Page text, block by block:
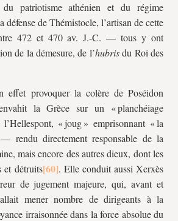
patriotisme athénien et du régime
défense de Thémistocle, l’artisan de cette
472 et 470 av. J.-C. — tous y ont
de la démesure, de l’hubrisdu Roi des
effet provoquer la colère de Poséidon
la Grèce sur un « planchéiage
« joug » emprisonnant « la
rendu directement responsable de la
mais encore des autres dieux, dont les
et détruits
. Elle conduit aussi Xerxès
de jugement majeure, qui, avant et
mener nombre de dirigeants à la
irraisonnée dans la force absolue du